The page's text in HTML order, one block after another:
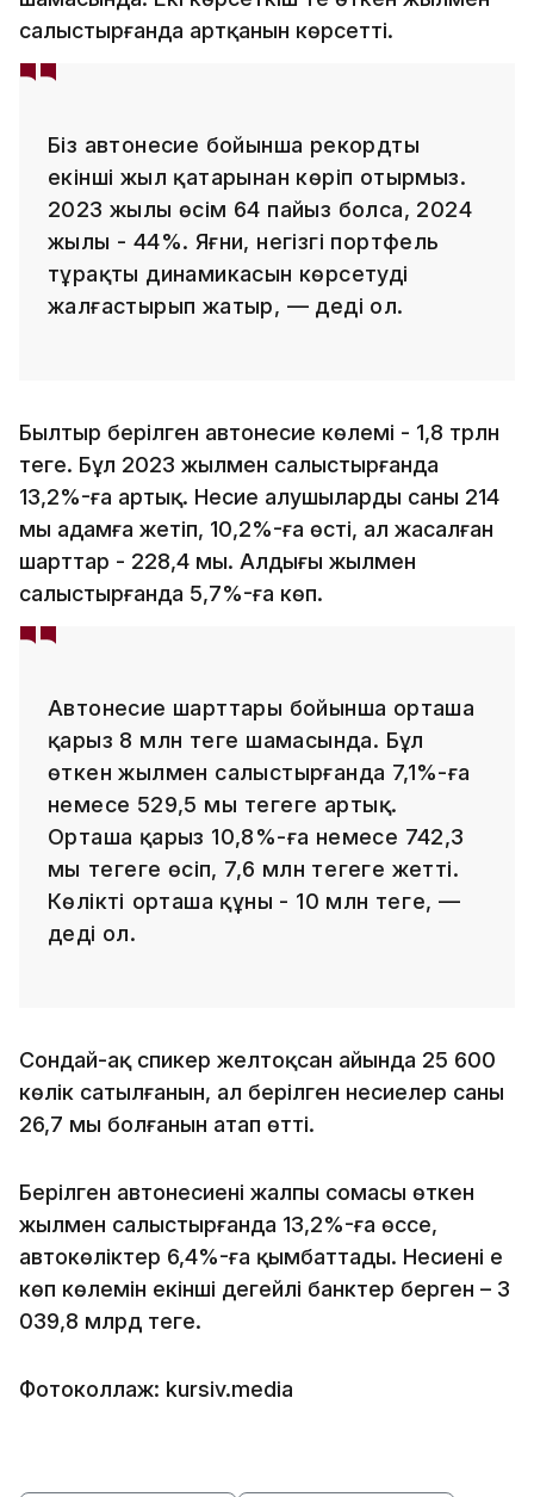
салыстырғанда артқанын көрсетті.
Біз автонесие бойынша рекордты
екінші жыл қатарынан көріп отырмыз.
2023 жылы өсім 64 пайыз болса, 2024
жылы - 44%. Яғни, негізгі портфель
тұрақты динамикасын көрсетуді
жалғастырып жатыр, — деді ол.
Былтыр берілген автонесие көлемі - 1,8 трлн
теңге. Бұл 2023 жылмен салыстырғанда
13,2%-ға артық. Несие алушылардың саны 214
мың адамға жетіп, 10,2%-ға өсті, ал жасалған
шарттар - 228,4 мың. Алдыңғы жылмен
салыстырғанда 5,7%-ға көп.
Автонесие шарттары бойынша орташа
қарыз 8 млн теңге шамасында. Бұл
өткен жылмен салыстырғанда 7,1%-ға
немесе 529,5 мың теңгеге артық.
Орташа қарыз 10,8%-ға немесе 742,3
мың теңгеге өсіп, 7,6 млн теңгеге жетті.
Көліктің орташа құны - 10 млн теңге, —
деді ол.
Сондай-ақ спикер желтоқсан айында 25 600
көлік сатылғанын, ал берілген несиелер саны
26,7 мың болғанын атап өтті.
Берілген автонесиенің жалпы сомасы өткен
жылмен салыстырғанда 13,2%-ға өссе,
автокөліктер 6,4%-ға қымбаттады. Несиенің ең
көп көлемін екінші деңгейлі банктер берген – 3
039,8 млрд теңге.
Фотоколлаж: kursiv.media